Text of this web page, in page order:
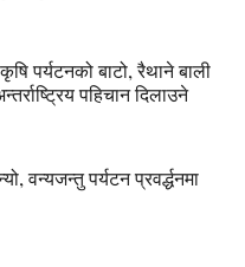
पर्यटनको बाटो, रैथाने बाली
पहिचान दिलाउने
वन्यजन्तु पर्यटन प्रवर्द्धनमा